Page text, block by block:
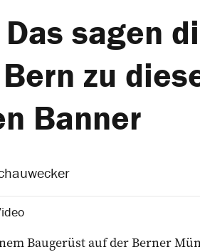
sagen
zu
Banner
Baugerüst auf der Berner